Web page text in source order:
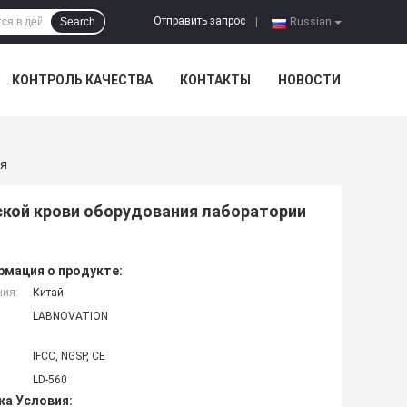
Russian
Отправить запрос
Search
КОНТРОЛЬ КАЧЕСТВА КОНТАКТЫ НОВОСТИ
крови оборудования лаборатории
о продукте:
Китай
LABNOVATION
IFCC, NGSP, CE
LD-560
Условия: